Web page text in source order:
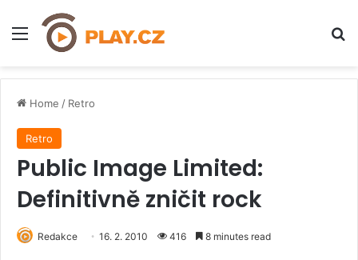
Menu
Home / Retro
Retro
Public Image Limited:
Definitivně zničit rock
Redakce 16. 2. 2010 416 8 minutes read